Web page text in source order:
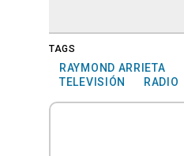
TAGS
RAYMOND ARRIETA
TELEVISIÓN
RADIO